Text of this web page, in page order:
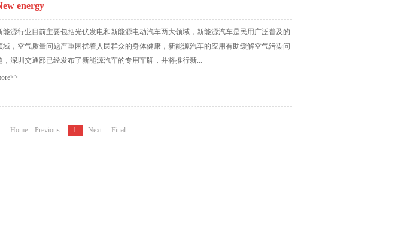
energy
能源行业目前主要包括光伏发电和新能源电动汽车两大领域，新能源汽车是民用广泛普及的
域，空气质量问题严重困扰着人民群众的身体健康，新能源汽车的应用有助缓解空气污染问
，深圳交通部已经发布了新能源汽车的专用车牌，并将推行新...
和电源管理系统（BMS)是最重要的核心技术，对整车的动力性、经济性、可靠性和安全性有
Home Previous 1 Next Final